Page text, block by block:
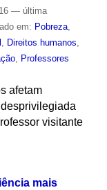
— última
em: Pobreza,
Direitos humanos
, Professores
afetam
visitante
mais